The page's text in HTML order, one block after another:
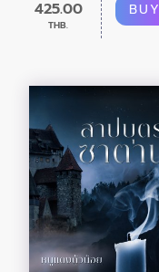
425.00
THB.
BUY